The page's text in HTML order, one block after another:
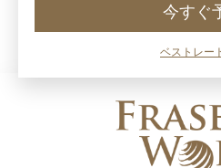
今すぐ
ベストレー